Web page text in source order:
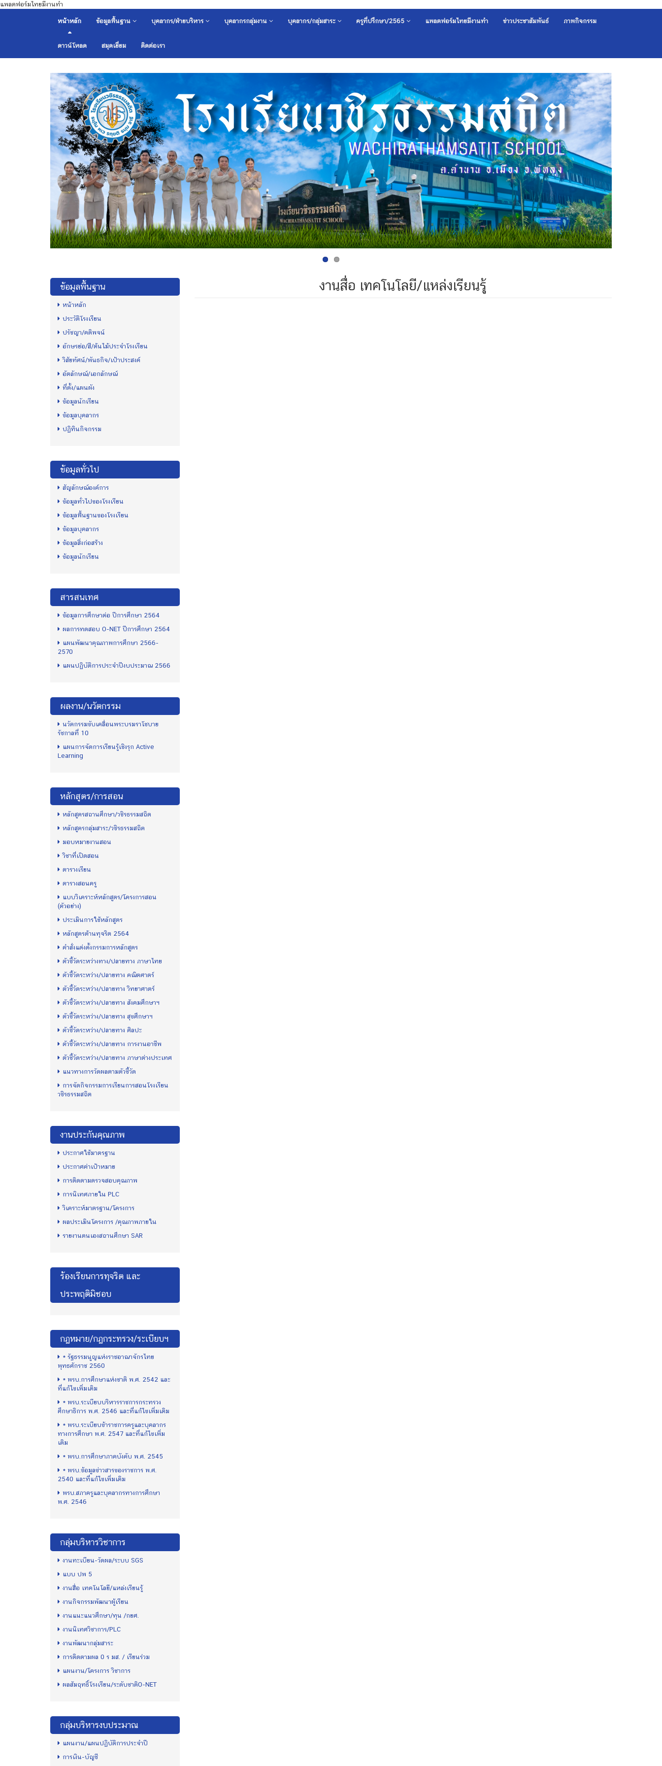
แพลตฟอร์มไทยมีงานทำ
หน้าหลัก ข้อมูลพื้นฐาน บุคลากร/ฝ่ายบริหาร บุคลากรกลุ่มงาน บุคลากร/กลุ่มสาระ ครูที่ปรึกษา/2565 แพลตฟอร์มไทยมีงานทำ ข่าวประชาสัมพันธ์ ภาพกิจกรรม
ดาวน์โหลด สมุดเยี่ยม ติดต่อเรา
ข้อมูลพื้นฐาน
หน้าหลัก
ประวัติโรงเรียน
ปรัชญา/คติพจน์
อักษรย่อ/สี/ต้นไม้ประจำโรงเรียน
วิสัยทัศน์/พันธกิจ/เป้าประสงค์
อัตลักษณ์/เอกลักษณ์
ที่ตั้ง/แผนผัง
ข้อมูลนักเรียน
ข้อมูลบุคลากร
ปฏิทินกิจกรรม
ข้อมูลทั่วไป
สัญลักษณ์องค์การ
ข้อมูลทั่วไปของโรงเรียน
ข้อมูลพื้นฐานของโรงเรียน
ข้อมูลบุคลากร
ข้อมูลสิ่งก่อสร้าง
ข้อมูลนักเรียน
สารสนเทศ
ข้อมูลการศึกษาต่อ ปีการศึกษา 2564
ผลการทดสอบ O-NET ปีการศึกษา 2564
แผนพัฒนาคุณภาพการศึกษา 2566-
2570
แผนปฏิบัติการประจำปีงบประมาณ 2566
ผลงาน/นวัตกรรม
นวัตกรรมขับเคลื่อนพระบรมราโชบาย
รัชกาลที่ 10
แผนการจัดการเรียนรู้เชิงรุก Active
Learning
หลักสูตร/การสอน
หลักสูตรสถานศึกษา/วชิรธรรมสถิต
หลักสูตรกลุ่มสาระ/วชิรธรรมสถิต
มอบหมายงานสอน
วิชาที่เปิดสอน
ตารางเรียน
ตารางสอนครู
แบบวิเคราะห์หลักสูตร/โครงการสอน
(ตัวอย่าง)
ประเมินการใช้หลักสูตร
หลักสูตรต้านทุจริต 2564
คำสั่งแต่งตั้งกรรมการหลักสูตร
ตัวชี้วัดระหว่างทาง/ปลายทาง ภาษาไทย
ตัวชี้วัดระหว่าง/ปลายทาง คณิตศาตร์
ตัวชี้วัดระหว่าง/ปลายทาง วิทยาศาตร์
ตัวชี้วัดระหว่าง/ปลายทาง สังคมศึกษาฯ
ตัวชี้วัดระหว่าง/ปลายทาง สุขศึกษาฯ
ตัวชี้วัดระหว่าง/ปลายทาง ศิลปะ
ตัวชี้วัดระหว่าง/ปลายทาง การงานอาชีพ
ตัวชี้วัดระหว่าง/ปลายทาง ภาษาต่างประเทศ
แนวทางการวัดผลตามตัวชี้วัด
การจัดกิจกรรมการเรียนการสอนโรงเรียน
วชิรธรรมสถิต
งานประกันคุณภาพ
ประกาศใช้มาตรฐาน
ประกาศค่าเป้าหมาย
การติดตามตรวจสอบคุณภาพ
การนิเทศภายใน PLC
วิเคราะห์มาตรฐาน/โครงการ
ผลประเมินโครงการ /คุณภาพภายใน
รายงานตนเองสถานศึกษา SAR
ร้องเรียนการทุจริต และ
ประพฤติมิชอบ
กฏหมาย/กฏกระทรวง/ระเบียบฯ
* รัฐธรรมนูญแห่งราชอาณาจักรไทย
พุทธศักราช 2560
* พรบ.การศึกษาแห่งชาติ พ.ศ. 2542 และ
ที่แก้ไขเพิ่มเติม
* พรบ.ระเบียบบริหารราชการกระทรวง
ศึกษาธิการ พ.ศ. 2546 และที่แก้ไขเพิ่มเติม
* พรบ.ระเบียบข้าราชการครูและบุคลากร
ทางการศึกษา พ.ศ. 2547 และที่แก้ไขเพิ่ม
เติม
* พรบ.การศึกษาภาคบังคับ พ.ศ. 2545
* พรบ.ข้อมูลข่าวสารของราชการ พ.ศ.
2540 และที่แก้ไขเพิ่มเติม
พรบ.สภาครูและบุคลากรทางการศึกษา
พ.ศ. 2546
กลุ่มบริหารวิชาการ
งานทะเบียน-วัดผล/ระบบ SGS
แบบ ปพ 5
งานสื่อ เทคโนโลยี/แหล่งเรียนรู้
งานกิจกรรมพัฒนาผู้เรียน
งานแนะแนวศึกษา/ทุน /กยศ.
งานนิเทศวิชาการ/PLC
งานพัฒนากลุ่มสาระ
การติดตามผล 0 ร มส. / เรียนร่วม
แผนงาน/โครงการ วิชาการ
ผลสัมฤทธิ์โรงเรียน/ระดับชาติO-NET
กลุ่มบริหารงบประมาณ
แผนงาน/แผนปฏิบัติการประจำปี
การเงิน-บัญชี
งานสื่อ เทคโนโลยี/แหล่งเรียนรู้